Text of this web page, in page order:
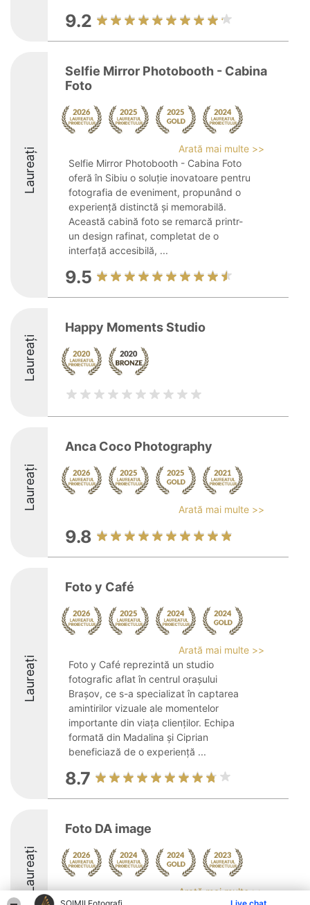
9.2
Laureați
Selfie Mirror Photobooth - Cabina
Foto
Arată mai multe >>
Selfie Mirror Photobooth - Cabina Foto
oferă în Sibiu o soluție inovatoare pentru
fotografia de eveniment, propunând o
experiență distinctă și memorabilă.
Această cabină foto se remarcă printr-
un design rafinat, completat de o
interfață accesibilă, ...
9.5
Laureați
Happy Moments Studio
Laureați
Anca Coco Photography
Arată mai multe >>
9.8
Laureați
Foto y Café
Arată mai multe >>
Foto y Café reprezintă un studio
fotografic aflat în centrul orașului
Brașov, ce s-a specializat în captarea
amintirilor vizuale ale momentelor
importante din viața clienților. Echipa
formată din Madalina și Ciprian
beneficiază de o experiență ...
8.7
Laureați
Foto DA image
Arată mai multe >>